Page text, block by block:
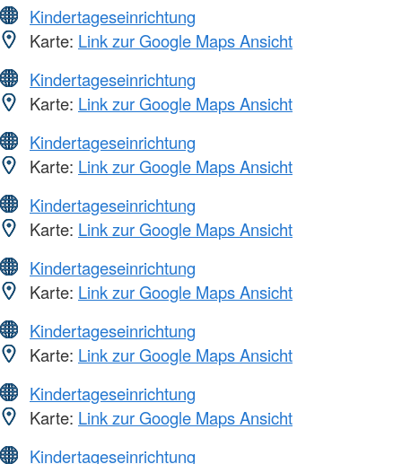
Kindertageseinrichtung
Karte: Link zur Google Maps Ansicht
Kindertageseinrichtung
Karte: Link zur Google Maps Ansicht
Kindertageseinrichtung
Karte: Link zur Google Maps Ansicht
Kindertageseinrichtung
Karte: Link zur Google Maps Ansicht
Kindertageseinrichtung
Karte: Link zur Google Maps Ansicht
Kindertageseinrichtung
Karte: Link zur Google Maps Ansicht
Kindertageseinrichtung
Karte: Link zur Google Maps Ansicht
Kindertageseinrichtung